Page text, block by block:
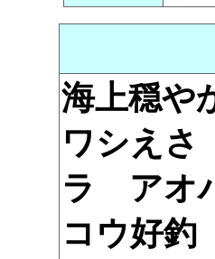
海上穏や
ワシえ
ラ アオ
コウ好